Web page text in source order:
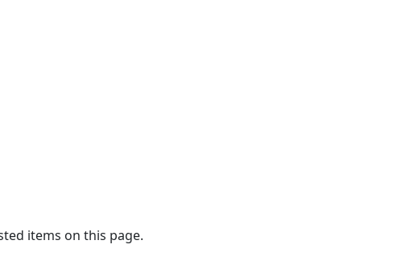
items on this page.